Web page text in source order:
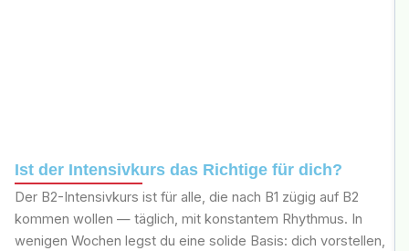
Ist der Intensivkurs das Richtige für dich?
Der B2-Intensivkurs ist für alle, die nach B1 zügig auf B2
kommen wollen — täglich, mit konstantem Rhythmus. In
wenigen Wochen legst du eine solide Basis: dich vorstellen,